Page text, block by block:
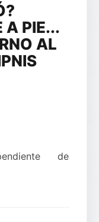
A PIE...
AL
de